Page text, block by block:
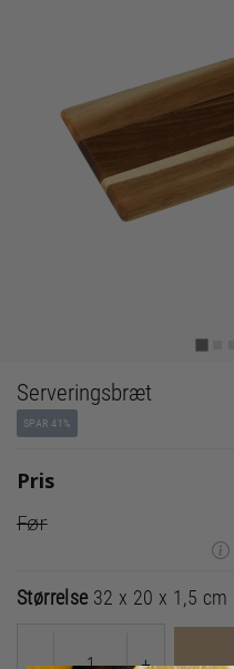
Serveringsbræt
SPAR 41%
Pris
Før
Størrelse 32 x 20 x 1,5 cm